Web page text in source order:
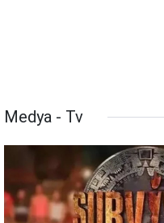
Medya - Tv